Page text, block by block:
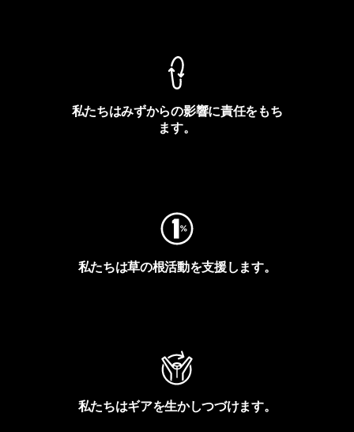
私たちはみずからの影響に責任をもち
ます。
私たちは草の根活動を支援します。
私たちはギアを生かしつづけます。